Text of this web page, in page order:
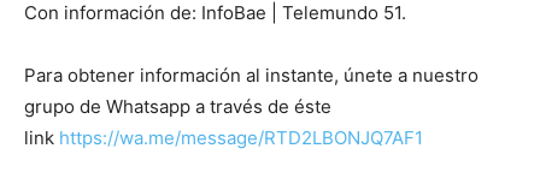
Con información de: InfoBae | Telemundo 51.
Para obtener información al instante, únete a nuestro
grupo de Whatsapp a través de éste
link https://wa.me/message/RTD2LBONJQ7AF1